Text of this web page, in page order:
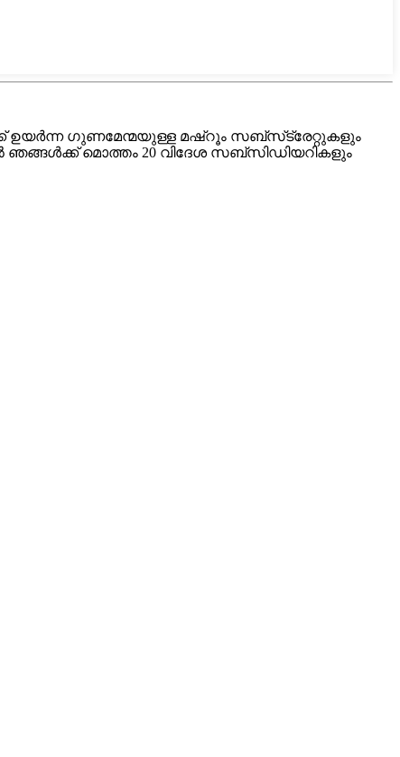
ഉയർന്ന ഗുണമേന്മയുള്ള മഷ്റൂം സബ്‌സ്‌ട്രേറ്റുകളും
മൊത്തം 20 വിദേശ സബ്‌സിഡിയറികളും